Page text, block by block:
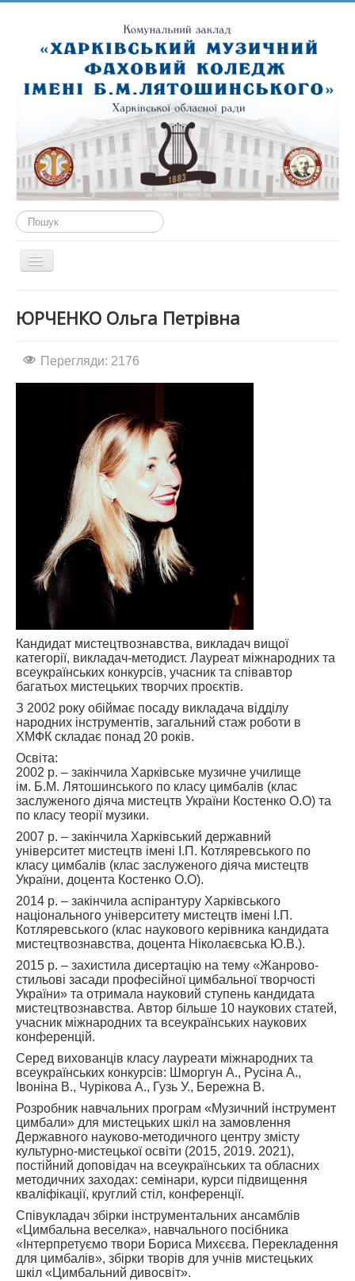
Пошук...
Перемикач
ПРО НАС
ПУБЛІЧНА ІНФОРМАЦІЯ
АБІТУРІЄНТУ
КАБІНЕТ МЕТОДИСТА
НАВЧАЛЬНО-ВИХОВНА РОБОТА
МИСТЕЦЬКІ ПРОЄКТИ
БІБЛІОТЕКА, ФОНОТЕКА
МИСТЕЦЬКА ШКОЛА ПРИ ХМФК
ЮРЧЕНКО Ольга Петрівна
Перегляди: 2176
Кандидат мистецтвознавства, викладач вищої
категорії, викладач-методист. Лауреат міжнародних та
всеукраїнських конкурсів, учасник та співавтор
багатьох мистецьких творчих проєктів.
З 2002 року обіймає посаду викладача відділу
народних інструментів, загальний стаж роботи в
ХМФК складає понад 20 років.
Освіта:
2002 р. – закінчила Харківське музичне училище
ім. Б.М. Лятошинського по класу цимбалів (клас
заслуженого діяча мистецтв України Костенко О.О) та
по класу теорії музики.
2007 р. – закінчила Харківський державний
університет мистецтв імені І.П. Котляревського по
класу цимбалів (клас заслуженого діяча мистецтв
України, доцента Костенко О.О).
2014 р. – закінчила аспірантуру Харківського
національного університету мистецтв імені І.П.
Котляревського (клас наукового керівника кандидата
мистецтвознавства, доцента Ніколаєвська Ю.В.).
2015 р. – захистила дисертацію на тему «Жанрово-
стильові засади професійної цимбальної творчості
України» та отримала науковий ступень кандидата
мистецтвознавства. Автор більше 10 наукових статей,
учасник міжнародних та всеукраїнських наукових
конференцій.
Серед вихованців класу лауреати міжнародних та
всеукраїнських конкурсів: Шморгун А., Русіна А.,
Івоніна В., Чурікова А., Гузь У., Бережна В.
Розробник навчальних програм «Музичний інструмент
цимбали» для мистецьких шкіл на замовлення
Державного науково-методичного центру змісту
культурно-мистецької освіти (2015, 2019. 2021),
постійний доповідач на всеукраїнських та обласних
методичних заходах: семінари, курси підвищення
кваліфікації, круглий стіл, конференції.
Співукладач збірки інструментальних ансамблів
«Цимбальна веселка», навчального посібника
«Інтерпретуємо твори Бориса Михєєва. Перекладення
для цимбалів», збірки творів для учнів мистецьких
шкіл «Цимбальний дивосвіт».